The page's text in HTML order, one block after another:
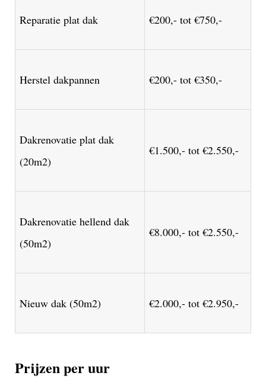
Reparatie plat dak €200,- tot €750,-
Herstel dakpannen €200,- tot €350,-
Dakrenovatie plat dak
(20m2)
€1.500,- tot €2.550,-
Dakrenovatie hellend dak
(50m2)
€8.000,- tot €2.550,-
Nieuw dak (50m2) €2.000,- tot €2.950,-
Prijzen per uur